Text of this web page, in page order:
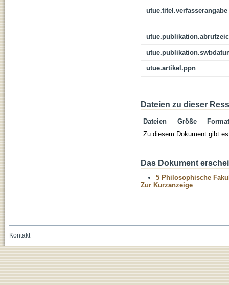
utue.titel.verfasserangabe
utue.artikel.ppn
Dateien zu dieser
Dateien Größe
Format
Zu diesem Dokument gibt
Das Dokument
5 Philosophische
Zur Kurzanzeige
Kontakt